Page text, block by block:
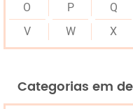
O
P Q
V
W X
Categorias em